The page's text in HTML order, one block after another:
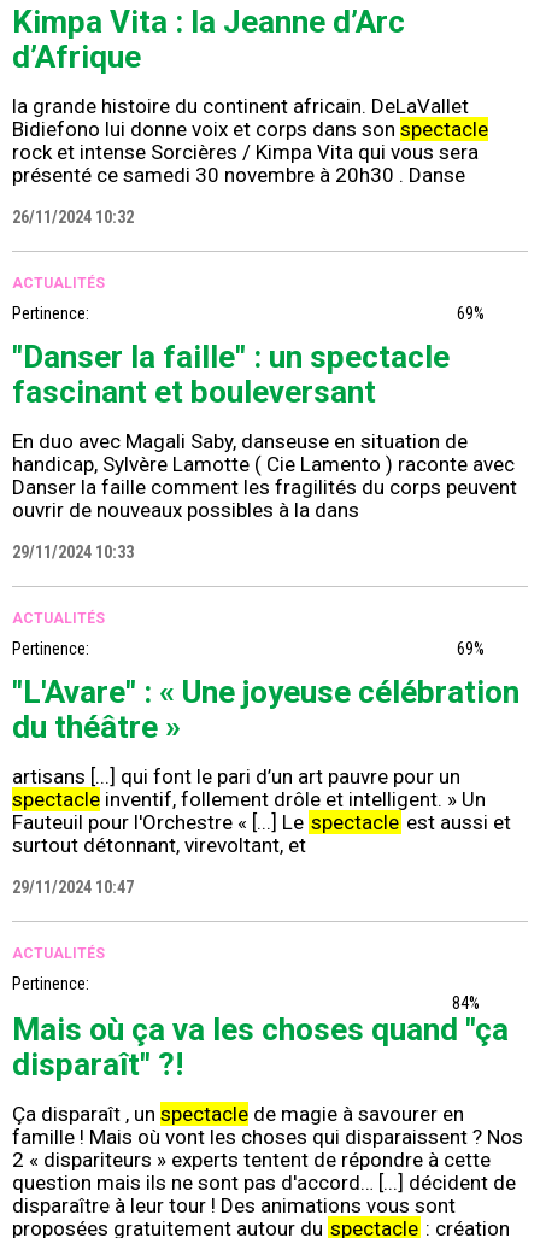
Kimpa Vita : la Jeanne d’Arc
d’Afrique
la grande histoire du continent africain. DeLaVallet
Bidiefono lui donne voix et corps dans son spectacle
rock et intense Sorcières / Kimpa Vita qui vous sera
présenté ce samedi 30 novembre à 20h30 . Danse
26/11/2024 10:32
ACTUALITÉS
Pertinence: 69%
"Danser la faille" : un spectacle
fascinant et bouleversant
En duo avec Magali Saby, danseuse en situation de
handicap, Sylvère Lamotte ( Cie Lamento ) raconte avec
Danser la faille comment les fragilités du corps peuvent
ouvrir de nouveaux possibles à la dans
29/11/2024 10:33
ACTUALITÉS
Pertinence: 69%
"L'Avare" : « Une joyeuse célébration
du théâtre »
artisans [...] qui font le pari d’un art pauvre pour un
spectacle inventif, follement drôle et intelligent. » Un
Fauteuil pour l'Orchestre « [...] Le spectacle est aussi et
surtout détonnant, virevoltant, et
29/11/2024 10:47
ACTUALITÉS
Pertinence:
84%
Mais où ça va les choses quand "ça
disparaît" ?!
Ça disparaît , un spectacle de magie à savourer en
famille ! Mais où vont les choses qui disparaissent ? Nos
2 « dispariteurs » experts tentent de répondre à cette
question mais ils ne sont pas d'accord… [...] décident de
disparaître à leur tour ! Des animations vous sont
proposées gratuitement autour du spectacle : création